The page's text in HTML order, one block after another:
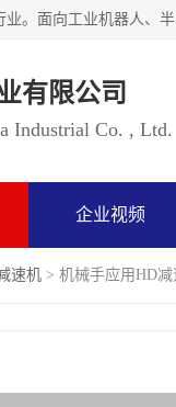
有限公司
Industrial Co. , Ltd.
企业视频
速机 > 机械手应用HD减